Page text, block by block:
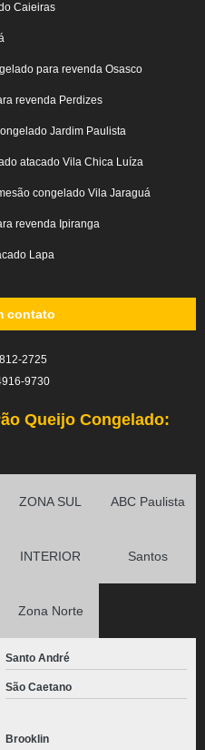
Caieiras
para revenda Osasco
revenda Perdizes
Jardim Paulista
atacado Vila Chica Luíza
congelado Vila Jaraguá
revenda Ipiranga
Lapa
contato
2725
9730
Queijo Congelado:
ZONA SUL ABC Paulista
INTERIOR Santos
Zona Norte
Santo André
São Caetano
Brooklin